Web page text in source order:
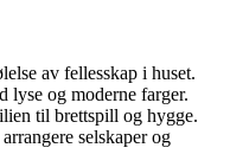
av fellesskap i huset.
lyse og moderne farger.
til brettspill og hygge.
selskaper og